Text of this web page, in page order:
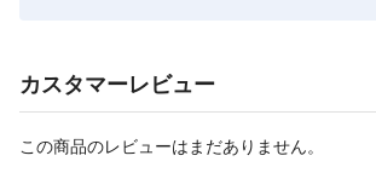
カスタマーレビュー
この商品のレビューはまだありません。